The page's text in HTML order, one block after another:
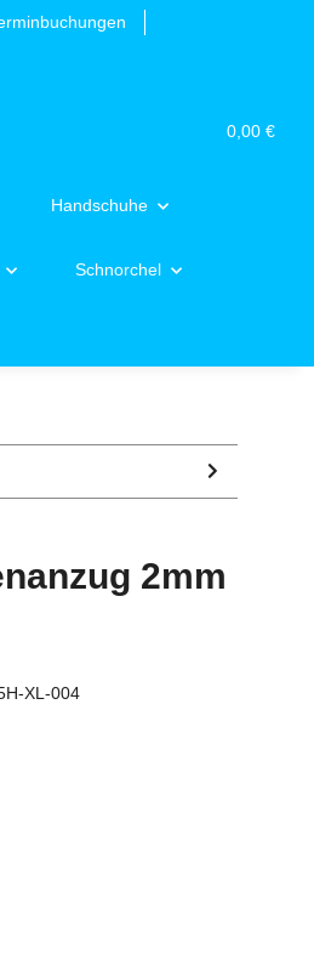
0,00 €
Handschuhe
Schnorchel
2mm
XL-004